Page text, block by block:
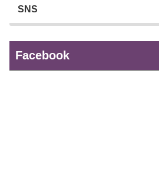
SNS
Facebook